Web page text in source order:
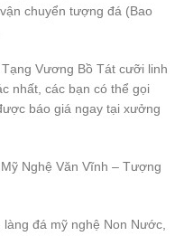
chuyển tượng đá (Bao
Vương Bồ Tát cưỡi linh
nhất, các bạn có thể gọi
báo giá ngay tại xưởng
Nghệ Văn Vĩnh – Tượng
đá mỹ nghệ Non Nước,